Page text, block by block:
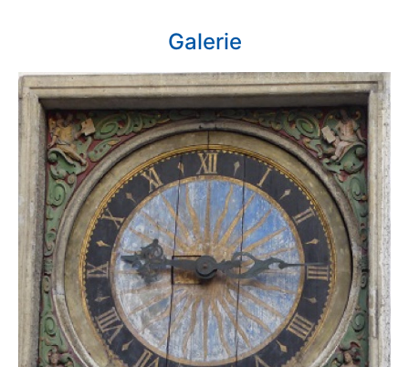
Galerie